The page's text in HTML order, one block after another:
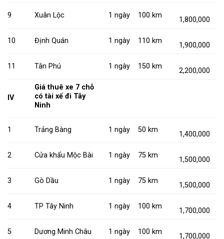
9 Xuân Lộc 1 ngày 100 km
1,800,000
10 Định Quán 1 ngày 110 km
1,900,000
11 Tân Phú 1 ngày 150 km
2,200,000
IV
Giá thuê xe 7 chỗ
có tài xế đi Tây
Ninh
1 Trảng Bàng 1 ngày 50 km
1,400,000
2 Cửa khẩu Mộc Bài 1 ngày 75 km
1,500,000
3 Gò Dầu 1 ngày 75 km
1,500,000
4 TP Tây Ninh 1 ngày 100 km
1,700,000
5 Dương Minh Châu 1 ngày 100 km
1,700,000